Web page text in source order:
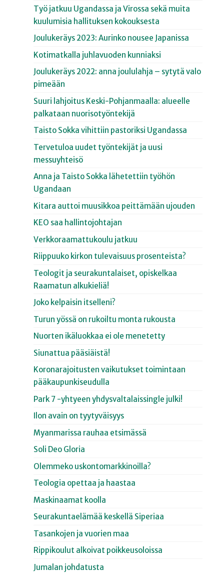
Työ jatkuu Ugandassa ja Virossa sekä muita
kuulumisia hallituksen kokouksesta
Joulukeräys 2023: Aurinko nousee Japanissa
Kotimatkalla juhlavuoden kunniaksi
Joulukeräys 2022: anna joululahja – sytytä valo
pimeään
Suuri lahjoitus Keski-Pohjanmaalla: alueelle
palkataan nuorisotyöntekijä
Taisto Sokka vihittiin pastoriksi Ugandassa
Tervetuloa uudet työntekijät ja uusi
messuyhteisö
Anna ja Taisto Sokka lähetettiin työhön
Ugandaan
Kitara auttoi muusikkoa peittämään ujouden
KEO saa hallintojohtajan
Verkkoraamattukoulu jatkuu
Riippuuko kirkon tulevaisuus prosenteista?
Teologit ja seurakuntalaiset, opiskelkaa
Raamatun alkukieliä!
Joko kelpaisin itselleni?
Turun yössä on rukoiltu monta rukousta
Nuorten ikäluokkaa ei ole menetetty
Siunattua pääsiäistä!
Koronarajoitusten vaikutukset toimintaan
pääkaupunkiseudulla
Park 7 -yhtyeen yhdysvaltalaissingle julki!
Ilon avain on tyytyväisyys
Myanmarissa rauhaa etsimässä
Soli Deo Gloria
Olemmeko uskontomarkkinoilla?
Teologia opettaa ja haastaa
Maskinaamat koolla
Seurakuntaelämää keskellä Siperiaa
Tasankojen ja vuorien maa
Rippikoulut alkoivat poikkeusoloissa
Jumalan johdatusta